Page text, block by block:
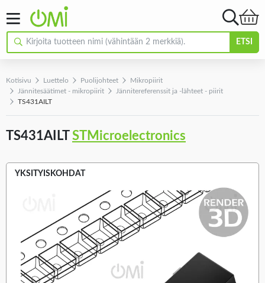
ETSI
Kotisivu Luettelo Puolijohteet
Mikropiirit
Jännitesäätimet - mikropiirit
Jännitereferenssit ja -lähteet - piirit
TS431AILT
TS431AILTSTMicroelectronics
YKSITYISKOHDAT